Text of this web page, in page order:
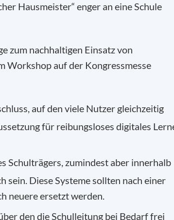
Hausmeister“ enger an eine Schule
zum nachhaltigen Einsatz von
Workshop auf der Kongressmesse
auf den viele Nutzer gleichzeitig
für reibungsloses digitales
Schulträgers, zumindest aber innerhalb
sein. Diese Systeme sollten nach einer
neuere ersetzt werden.
den die Schulleitung bei Bedarf frei